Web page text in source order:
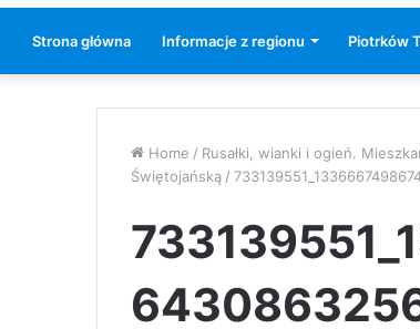
Strona główna Informacje z regionu Piotrków
Home / Rusałki, wianki i ogień.
Świętojańską /